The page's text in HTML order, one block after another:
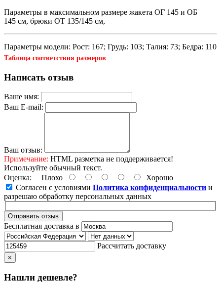
Параметры в максимальном размере жакета ОГ 145 и ОБ
145 см, брюки ОТ 135/145 см,
Параметры модели: Рост: 167; Грудь: 103; Талия: 73; Бедра: 110
Таблица соответствия размеров
Написать отзыв
Ваше имя:
Ваш E-mail:
Ваш отзыв:
Примечание: HTML разметка не поддерживается!
Используйте обычный текст.
Оценка: Плохо
Хорошо
Согласен с условиями Политика конфиденциальности и
разрешаю обработку персональных данных
Отправить отзыв
Бесплатная доставка в
Рассчитать доставку
×
Нашли дешевле?